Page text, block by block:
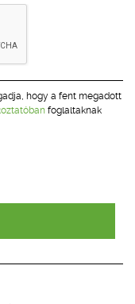
hogy a fent megadott
foglaltaknak